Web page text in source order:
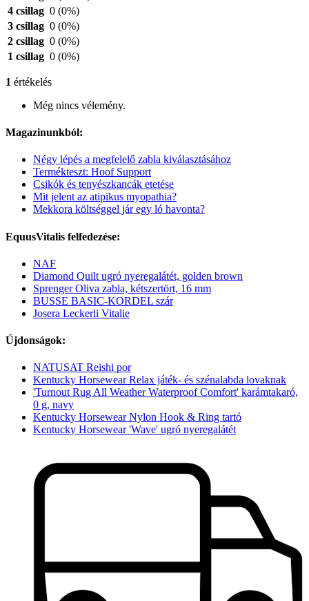
4 csillag 0 (0%)
3 csillag 0 (0%)
2 csillag 0 (0%)
1 csillag 0 (0%)
1 értékelés
Még nincs vélemény.
Magazinunkból:
Négy lépés a megfelelő zabla kiválasztásához
Termékteszt: Hoof Support
Csikók és tenyészkancák etetése
Mit jelent az atipikus myopathia?
Mekkora költséggel jár egy ló havonta?
EquusVitalis felfedezése:
NAF
Diamond Quilt ugró nyeregalátét, golden brown
Sprenger Oliva zabla, kétszertört, 16 mm
BUSSE BASIC-KORDEL szár
Josera Leckerli Vitalie
Újdonságok:
NATUSAT Reishi por
Kentucky Horsewear Relax játék- és szénalabda lovaknak
'Turnout Rug All Weather Waterproof Comfort' karámtakaró,
0 g, navy
Kentucky Horsewear Nylon Hook & Ring tartó
Kentucky Horsewear 'Wave' ugró nyeregalátét